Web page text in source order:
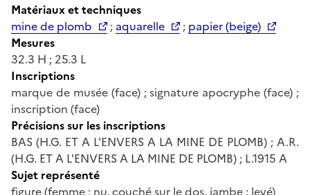
Matériaux et techniques
mine de plomb
; aquarelle ; papier (beige)
Mesures
32.3 H ; 25.3 L
Inscriptions
marque de musée (face) ; signature apocryphe (face) ;
inscription (face)
Précisions sur les inscriptions
BAS (H.G. ET A L'ENVERS A LA MINE DE PLOMB) ; A.R.
(H.G. ET A L'ENVERS A LA MINE DE PLOMB) ; L.1915 A
Sujet représenté
figure (femme : nu, couché sur le dos, jambe : levé)